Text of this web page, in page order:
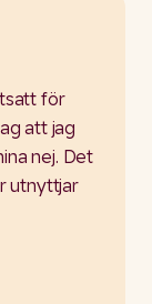
för
att jag
nej. Det
utnyttjar